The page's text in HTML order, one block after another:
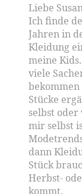
Liebe
Ich finde
Jahren in
Kleidung
meine
viele
Stücke
selbst
mir selbst
dann
Stück
Herbst-
kommt.